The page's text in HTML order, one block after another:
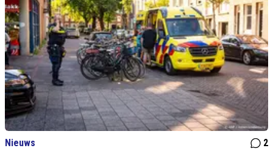
Nieuws
2